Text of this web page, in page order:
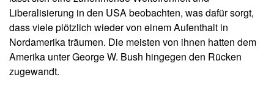
Liberalisierung in den USA beobachten, was dafür sorgt,
dass viele plötzlich wieder von einem Aufenthalt in
Nordamerika träumen. Die meisten von ihnen hatten dem
Amerika unter George W. Bush hingegen den Rücken
zugewandt.